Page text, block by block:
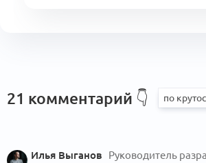
21 комментарий 👇
Илья Выганов Руководитель